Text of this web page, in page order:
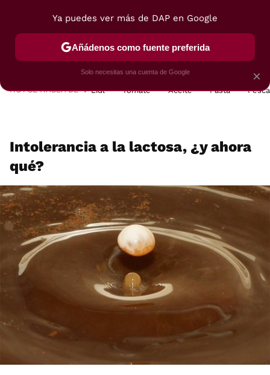
POSTRES VIAJES SELECCIÓN VEGUI
HOY SE HABLA DE Lidl Tomate Aceite Pasta
Intolerancia a la lactosa, ¿y ahora
qué?
×
Ya puedes ver más de DAP en Google
Añádenos como fuente preferida
Solo necesitas una cuenta de Google